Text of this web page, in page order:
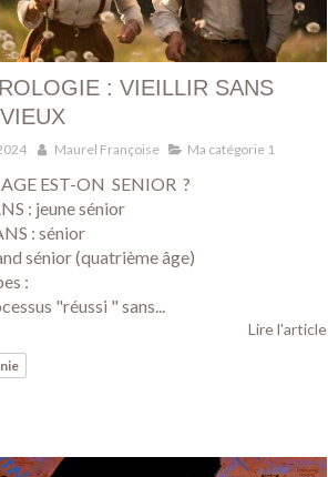
: VIEILLIR SANS
Maurel Françoise Ma catégorie 1
EST-ON SENIOR ?
: jeune sénior
: sénior
sénior (quatrième âge)
:
"réussi " sans...
Lire l'article